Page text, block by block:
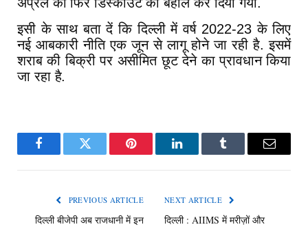
इसी के साथ बता दें कि दिल्ली में वर्ष2022-23के लिए
नई आबकारी नीति एक जून से लागू होने जा रही है.इसमें
शराब की बिक्री पर असीमित छूट देने का प्रावधान किया
जा रहा है.
FacebookTwitter Pinterest LinkedInTumblr Email
PREVIOUS ARTICLE
दिल्ली बीजेपी अब राजधानी में इन
NEXT ARTICLE
दिल्ली : AIIMS में मरीज़ों और